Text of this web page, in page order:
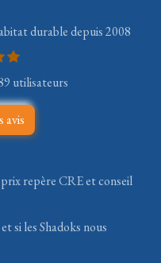
durable depuis 2008
utilisateurs
avis
repère CRE et conseil
si les Shadoks nous